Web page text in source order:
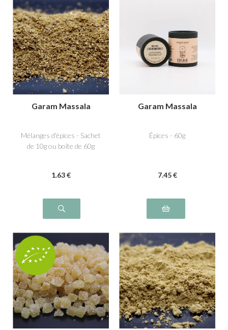
Garam Massala
Mélanges d'épices - Sachet
de 10g ou boîte de 60g
1.63 €
Garam Massala
Épices - 60g
7.45 €